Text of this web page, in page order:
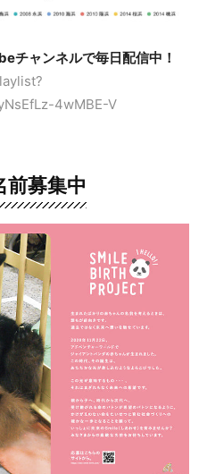
チャンネルで毎日配信中！
4wMBE-V
募集中